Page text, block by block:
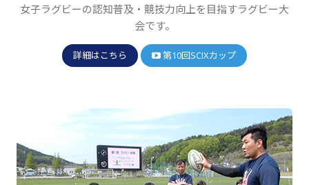
女子ラグビーの認知普及・競技力向上を目指すラグビー大
会です。
詳細はこちら 第10回SCIXカップ